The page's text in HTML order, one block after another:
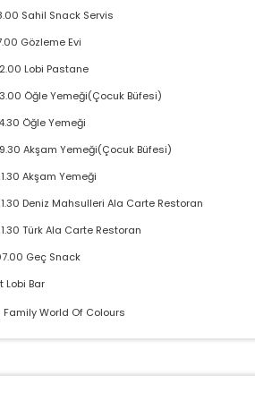
Sahil Snack Servis
Gözleme Evi
Lobi Pastane
Öğle Yemeği(Çocuk Büfesi)
Öğle Yemeği
Akşam Yemeği(Çocuk Büfesi)
Akşam Yemeği
Deniz Mahsulleri Ala Carte Restoran
Türk Ala Carte Restoran
Geç Snack
Lobi Bar
World Of Colours